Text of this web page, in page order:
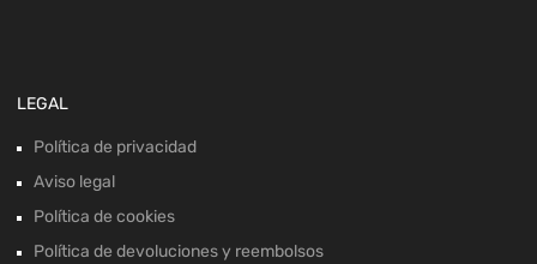
LEGAL
Política de privacidad
Aviso legal
Política de cookies
Política de devoluciones y reembolsos